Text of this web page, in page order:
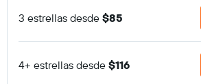
3 estrellas desde $85
4+ estrellas desde $116